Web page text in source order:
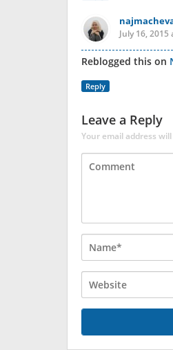
July 16, 2015
Reblogged this on
Reply
Leave a Reply
Your email address